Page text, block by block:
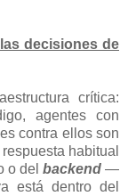
decisiones de
crítica:
agentes con
contra ellos son
habitual
o del backend—
está dentro del